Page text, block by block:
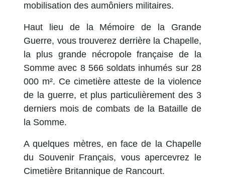
mobilisation des aumôniers militaires.
Haut lieu de la Mémoirede la Grande
Guerre, vous trouverez derrière la Chapelle,
la plus grande nécropole française de la
Somme avec 8 566 soldats inhumés sur 28
000 m². Ce cimetière atteste de la violence
de la guerre, et plus particulièrement des 3
derniers mois de combats de la Bataille de
la Somme.
A quelques mètres, en face de la Chapelle
du Souvenir Français, vous apercevrez le
Cimetière Britannique de Rancourt.